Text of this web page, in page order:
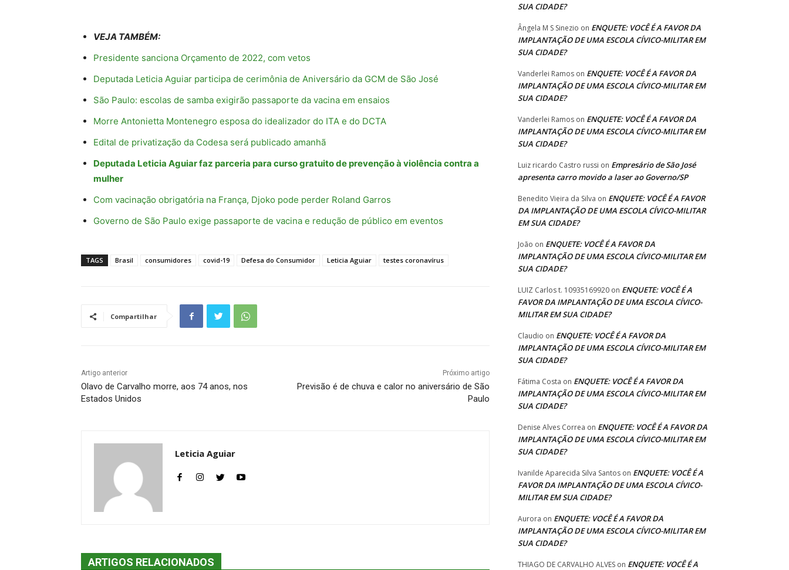
VEJA TAMBÉM:
Presidente sanciona Orçamento de 2022, com vetos
Deputada Leticia Aguiar participa de cerimônia de Aniversário da GCM de São José
São Paulo: escolas de samba exigirão passaporte da vacina em ensaios
Morre Antonietta Montenegro esposa do idealizador do ITA e do DCTA
Edital de privatização da Codesa será publicado amanhã
Deputada Leticia Aguiar faz parceria para curso gratuito de prevenção à violência contra a
mulher
Com vacinação obrigatória na França, Djoko pode perder Roland Garros
Governo de São Paulo exige passaporte de vacina e redução de público em eventos
TAGS Brasil consumidores covid-19 Defesa do Consumidor Leticia Aguiar testes coronavírus
Compartilhar
Artigo anterior
Olavo de Carvalho morre, aos 74 anos, nos
Estados Unidos
Próximo artigo
Previsão é de chuva e calor no aniversário de São
Paulo
Leticia Aguiar
ARTIGOS RELACIONADOS
SUA CIDADE?
Ângela M S Sinezio on ENQUETE: VOCÊ É A FAVOR DA
IMPLANTAÇÃO DE UMA ESCOLA CÍVICO-MILITAR EM
SUA CIDADE?
Vanderlei Ramos on ENQUETE: VOCÊ É A FAVOR DA
IMPLANTAÇÃO DE UMA ESCOLA CÍVICO-MILITAR EM
SUA CIDADE?
Vanderlei Ramos on ENQUETE: VOCÊ É A FAVOR DA
IMPLANTAÇÃO DE UMA ESCOLA CÍVICO-MILITAR EM
SUA CIDADE?
Luiz ricardo Castro russi on Empresário de São José
apresenta carro movido a laser ao Governo/SP
Benedito Vieira da Silva on ENQUETE: VOCÊ É A FAVOR
DA IMPLANTAÇÃO DE UMA ESCOLA CÍVICO-MILITAR
EM SUA CIDADE?
João on ENQUETE: VOCÊ É A FAVOR DA
IMPLANTAÇÃO DE UMA ESCOLA CÍVICO-MILITAR EM
SUA CIDADE?
LUIZ Carlos t. 10935169920 on ENQUETE: VOCÊ É A
FAVOR DA IMPLANTAÇÃO DE UMA ESCOLA CÍVICO-
MILITAR EM SUA CIDADE?
Claudio on ENQUETE: VOCÊ É A FAVOR DA
IMPLANTAÇÃO DE UMA ESCOLA CÍVICO-MILITAR EM
SUA CIDADE?
Fátima Costa on ENQUETE: VOCÊ É A FAVOR DA
IMPLANTAÇÃO DE UMA ESCOLA CÍVICO-MILITAR EM
SUA CIDADE?
Denise Alves Correa on ENQUETE: VOCÊ É A FAVOR DA
IMPLANTAÇÃO DE UMA ESCOLA CÍVICO-MILITAR EM
SUA CIDADE?
Ivanilde Aparecida Silva Santos on ENQUETE: VOCÊ É A
FAVOR DA IMPLANTAÇÃO DE UMA ESCOLA CÍVICO-
MILITAR EM SUA CIDADE?
Aurora on ENQUETE: VOCÊ É A FAVOR DA
IMPLANTAÇÃO DE UMA ESCOLA CÍVICO-MILITAR EM
SUA CIDADE?
THIAGO DE CARVALHO ALVES on ENQUETE: VOCÊ É A